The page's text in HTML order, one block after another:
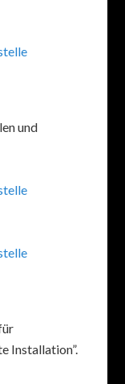
und
Installation”.